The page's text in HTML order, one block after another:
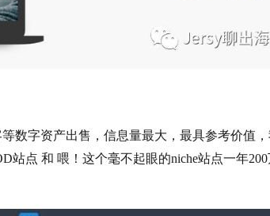
数字资产出售，信息量最大，最具参考价值
点 和 喂！这个毫不起眼的niche站点一年